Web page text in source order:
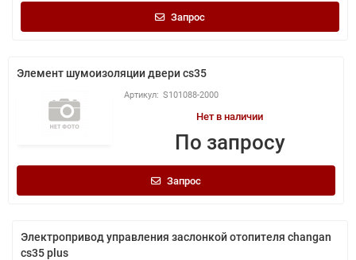
Запрос
Элемент шумоизоляции двери cs35
S101088-2000
Нет в наличии
По запросу
Запрос
Электропривод управления заслонкой отопителя changan
cs35 plus